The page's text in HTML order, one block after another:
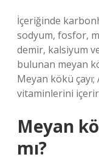
İçeriğinde
sodyum, fosfor,
demir, kalsiyum
bulunan meyan
Meyan kökü çayı;
vitaminlerini
Meyan
mı?